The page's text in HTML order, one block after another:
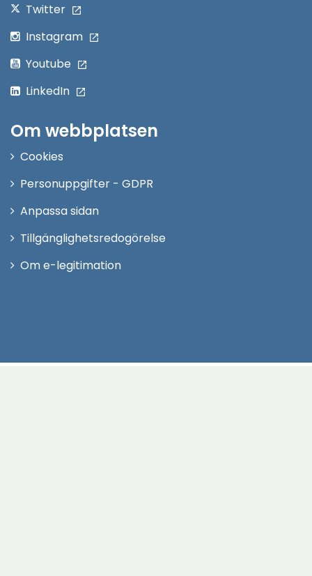
Twitter
Instagram
Youtube
LinkedIn
Om webbplatsen
Cookies
Personuppgifter - GDPR
Anpassa sidan
Tillgänglighetsredogörelse
Om e-legitimation